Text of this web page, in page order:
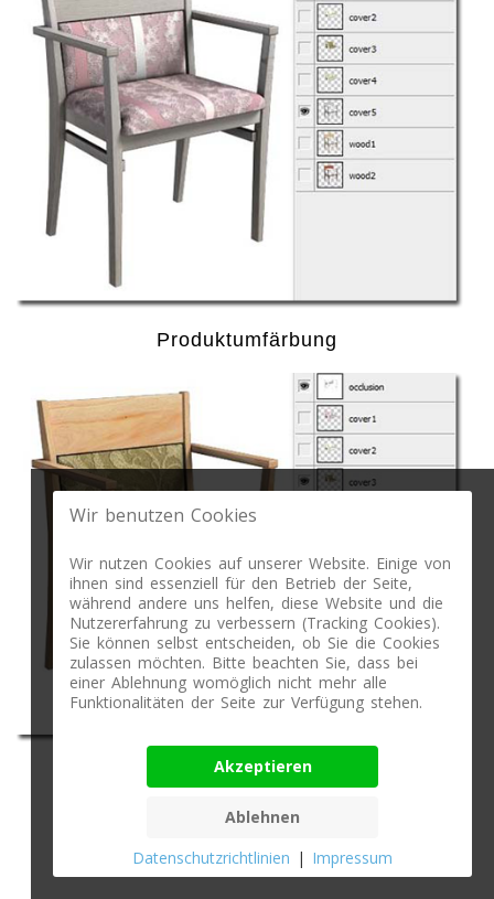
Produktumfärbung
Veränderung Holzfarbe
Wir benutzen Cookies
Wir nutzen Cookies auf unserer Website. Einige von
ihnen sind essenziell für den Betrieb der Seite,
während andere uns helfen, diese Website und die
Nutzererfahrung zu verbessern (Tracking Cookies).
Sie können selbst entscheiden, ob Sie die Cookies
zulassen möchten. Bitte beachten Sie, dass bei
einer Ablehnung womöglich nicht mehr alle
Funktionalitäten der Seite zur Verfügung stehen.
Akzeptieren
Ablehnen
Datenschutzrichtlinien | Impressum